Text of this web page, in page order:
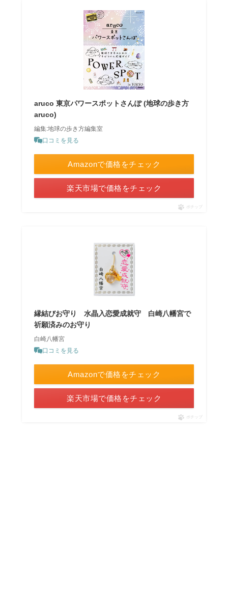
aruco 東京パワースポットさんぽ (地球の歩き方
aruco)
編集:地球の歩き方編集室
口コミを見る
Amazonで価格をチェック
楽天市場で価格をチェック
ポチップ
縁結びお守り 水晶入恋愛成就守 白崎八幡宮で
祈願済みのお守り
白崎八幡宮
口コミを見る
Amazonで価格をチェック
楽天市場で価格をチェック
ポチップ